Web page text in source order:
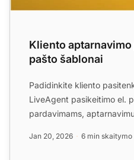
Kliento
pašto šablonai
Padidinkite kliento
LiveAgent pasikeitimo el.
pardavimams,
Jan 20, 2026 6 min skaitymo